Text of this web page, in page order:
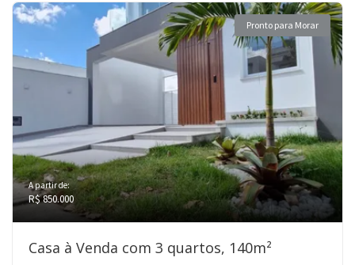
Pronto para Morar
A partir de:
R$ 850.000
Casa à Venda com 3 quartos, 140m²